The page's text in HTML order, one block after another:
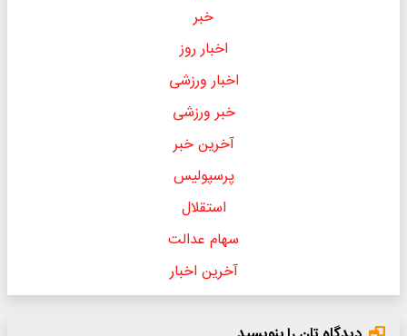
خبر
اخبار روز
اخبار ورزشی
خبر ورزشی
آخرین خبر
پرسپولیس
استقلال
سهام عدالت
آخرین اخبار